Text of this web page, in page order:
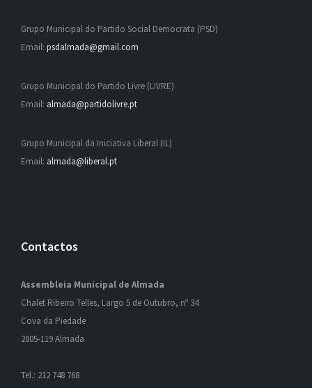
Grupo Municipal do Partido Social Democrata (PSD)
Email: psdalmada@gmail.com
Grupo Municipal do Partido Livre (LIVRE)
Email: almada@partidolivre.pt
Grupo Municipal da Iniciativa Liberal (IL)
Email: almada@liberal.pt
Contactos
Assembleia Municipal de Almada
Chalet Ribeiro Telles, Largo 5 de Outubro, nº 34
Cova da Piedade
2805-119 Almada
Tel.: 212 748 768